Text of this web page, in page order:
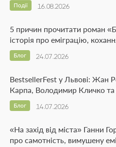
16.08.2026
Події
5 причин прочитати роман
історія про еміграцію,
24.07.2026
Блог
BestsellerFest у Львові: Жан
Карпа, Володимир Кличко та
14.07.2026
Блог
«На захід від міста» Ганни
про самотність, вимушену